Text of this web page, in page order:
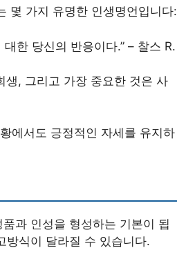
몇 가지 유명한 인생명언입니다:
한 당신의 반응이다.” – 찰스 R.
생, 그리고 가장 중요한 것은 사
에서도 긍정적인 자세를 유지하
과 인성을 형성하는 기본이 됩
방식이 달라질 수 있습니다.